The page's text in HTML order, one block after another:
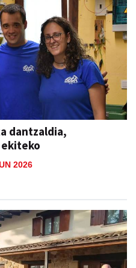
dantzaldia,
2026